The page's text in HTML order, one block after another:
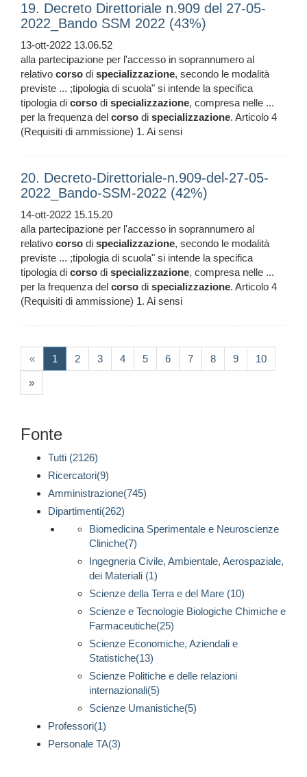
19. Decreto Direttoriale n.909 del 27-05-
2022_Bando SSM 2022 (43%)
13-ott-2022 13.06.52
alla partecipazione per l'accesso in soprannumero al
relativo corso di specializzazione, secondo le modalità
previste ... ;tipologia di scuola" si intende la specifica
tipologia di corso di specializzazione, compresa nelle ...
per la frequenza del corso di specializzazione. Articolo 4
(Requisiti di ammissione) 1. Ai sensi
20. Decreto-Direttoriale-n.909-del-27-05-
2022_Bando-SSM-2022 (42%)
14-ott-2022 15.15.20
alla partecipazione per l'accesso in soprannumero al
relativo corso di specializzazione, secondo le modalità
previste ... ;tipologia di scuola" si intende la specifica
tipologia di corso di specializzazione, compresa nelle ...
per la frequenza del corso di specializzazione. Articolo 4
(Requisiti di ammissione) 1. Ai sensi
« 1 (current)
2 3 4 5 6 7 8 9 10
»
Fonte
Tutti (2126)
Ricercatori(9)
Amministrazione(745)
Dipartimenti(262)
Biomedicina Sperimentale e Neuroscienze
Cliniche(7)
Ingegneria Civile, Ambientale, Aerospaziale,
dei Materiali (1)
Scienze della Terra e del Mare (10)
Scienze e Tecnologie Biologiche Chimiche e
Farmaceutiche(25)
Scienze Economiche, Aziendali e
Statistiche(13)
Scienze Politiche e delle relazioni
internazionali(5)
Scienze Umanistiche(5)
Professori(1)
Personale TA(3)